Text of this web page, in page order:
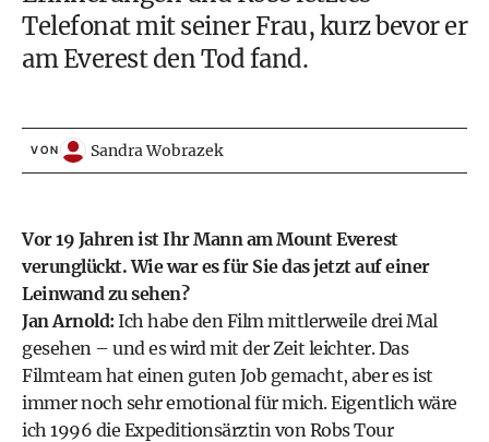
Telefonat mit seiner Frau, kurz bevor er
am Everest den Tod fand.
VON Sandra Wobrazek
Vor 19 Jahren ist Ihr Mann am Mount Everest
verunglückt. Wie war es für Sie das jetzt auf einer
Leinwand zu sehen?
Jan Arnold: Ich habe den Film mittlerweile drei Mal
gesehen – und es wird mit der Zeit leichter. Das
Filmteam hat einen guten Job gemacht, aber es ist
immer noch sehr emotional für mich. Eigentlich wäre
ich 1996 die Expeditionsärztin von Robs Tour